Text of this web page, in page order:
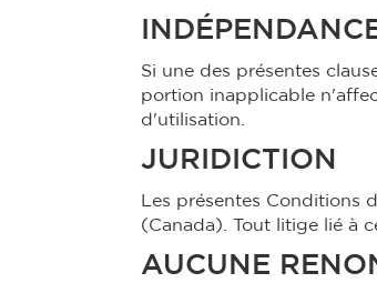
Si une des présentes
portion inapplicable
d'utilisation.
JURIDICTION
Les présentes
(Canada). Tout litige lié à
AUCUNE